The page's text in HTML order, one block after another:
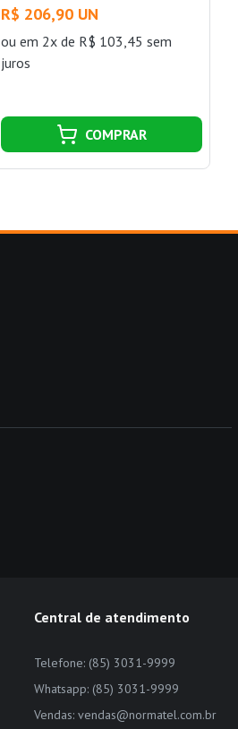
R$ 206,90 UN
ou em 2x de R$ 103,45 sem
juros
COMPRAR
Central de atendimento
Telefone: (85) 3031-9999
Whatsapp: (85) 3031-9999
Vendas: vendas@normatel.com.br